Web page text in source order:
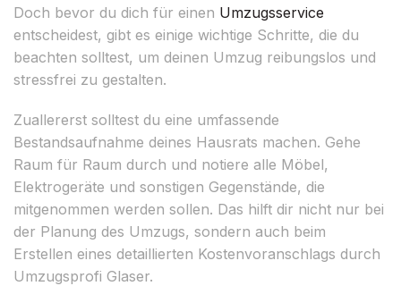
Doch bevor du dich für einen Umzugsservice
entscheidest, gibt es einige wichtige Schritte, die du
beachten solltest, um deinen Umzug reibungslos und
stressfrei zu gestalten.
Zuallererst solltest du eine umfassende
Bestandsaufnahme deines Hausrats machen. Gehe
Raum für Raum durch und notiere alle Möbel,
Elektrogeräte und sonstigen Gegenstände, die
mitgenommen werden sollen. Das hilft dir nicht nur bei
der Planung des Umzugs, sondern auch beim
Erstellen eines detaillierten Kostenvoranschlags durch
Umzugsprofi Glaser.